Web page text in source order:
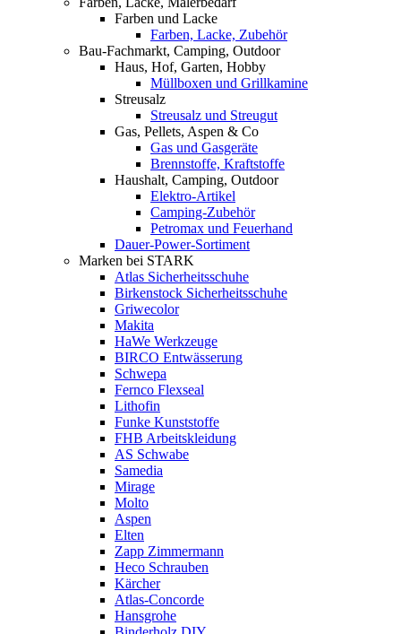
Farben und Lacke
Farben, Lacke, Zubehör
Bau-Fachmarkt, Camping, Outdoor
Haus, Hof, Garten, Hobby
Müllboxen und Grillkamine
Streusalz
Streusalz und Streugut
Gas, Pellets, Aspen & Co
Gas und Gasgeräte
Brennstoffe, Kraftstoffe
Haushalt, Camping, Outdoor
Elektro-Artikel
Camping-Zubehör
Petromax und Feuerhand
Dauer-Power-Sortiment
Marken bei STARK
Atlas Sicherheitsschuhe
Birkenstock Sicherheitsschuhe
Griwecolor
Makita
HaWe Werkzeuge
BIRCO Entwässerung
Schwepa
Fernco Flexseal
Lithofin
Funke Kunststoffe
FHB Arbeitskleidung
AS Schwabe
Samedia
Mirage
Molto
Aspen
Elten
Zapp Zimmermann
Heco Schrauben
Kärcher
Atlas-Concorde
Hansgrohe